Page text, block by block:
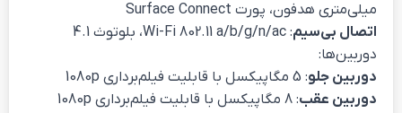
میلی‌متری هدفون، پورت Surface Connect
اتصال بی‌سیم: Wi-Fi 802.11 a/b/g/n/ac، بلوتوث 4.1
دوربین‌ها:
دوربین جلو: 5 مگاپیکسل با قابلیت فیلم‌برداری 1080p
دوربین عقب: 8 مگاپیکسل با قابلیت فیلم‌برداری 1080p